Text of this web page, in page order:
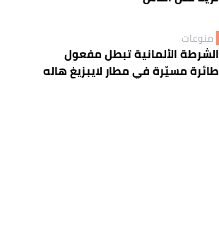
منوعات
الشرطة الألمانية تبطل مفعول
طائرة مسيّرة في مطار لايبزيغ هاله